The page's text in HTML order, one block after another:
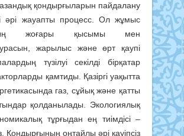
қондырғыларын пайдалану
әрі жауапты процесс. Ол жұмыс
жоғары қысымы мен
жарылыс және өрт қаупі
түзілуі секілді бірқатар
қамтиды. Қазіргі уақытта
газ, сұйық және қатты
қолданылады. Экологиялық
тұрғыдан ең тиімдісі –
Қондырғының оңтайлы әрі қауіпсіз